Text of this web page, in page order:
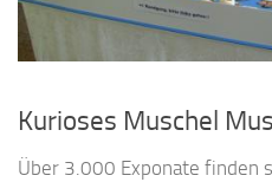
Kurioses Muschel
Über 3.000 Exponate finden